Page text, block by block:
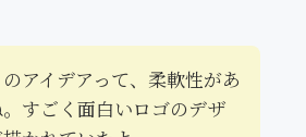
アイデアって、柔軟性があ
。すごく面白いロゴのデザ